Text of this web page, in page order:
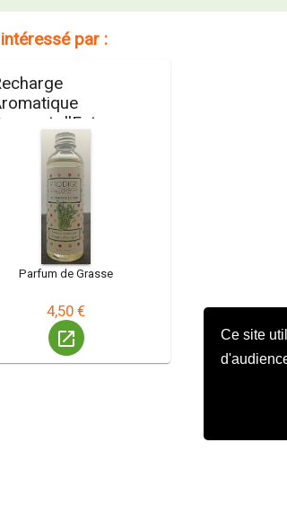
Ce site
par :
d'Estragon
Parfum de Grasse
4,50 €
launch